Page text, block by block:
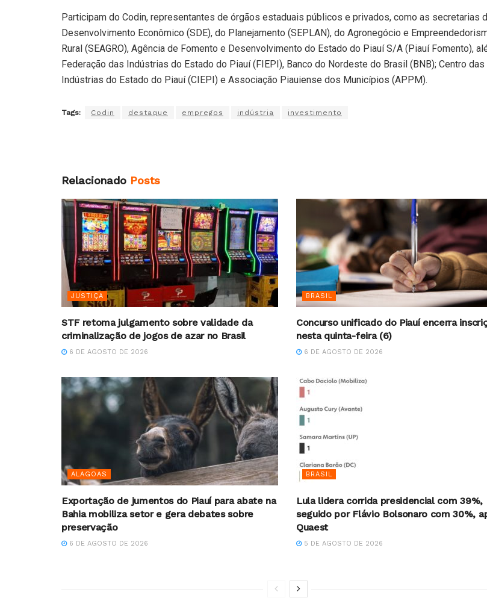
Participam do Codin, representantes de órgãos estaduais públicos e privados, como as secretarias
Desenvolvimento Econômico (SDE), do Planejamento (SEPLAN), do Agronegócio e
Rural (SEAGRO), Agência de Fomento e Desenvolvimento do Estado do Piauí S/A (Piauí Fomento),
Federação das Indústrias do Estado do Piauí (FIEPI), Banco do Nordeste do Brasil (BNB); Centro das
Indústrias do Estado do Piauí (CIEPI) e Associação Piauiense dos Municípios (APPM).
Tags: Codin destaque empregos indústria investimento
Relacionado Posts
JUSTIÇA
STF retoma julgamento sobre validade da
criminalização de jogos de azar no Brasil
6 DE AGOSTO DE 2026
BRASIL
Concurso unificado do Piauí encerra
nesta quinta-feira (6)
6 DE AGOSTO DE 2026
ALAGOAS
Exportação de jumentos do Piauí para abate na
Bahia mobiliza setor e gera debates sobre
preservação
6 DE AGOSTO DE 2026
BRASIL
Lula lidera corrida presidencial com 39%,
seguido por Flávio Bolsonaro com 30%,
Quaest
5 DE AGOSTO DE 2026